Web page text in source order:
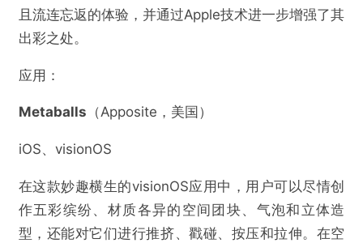
且流连忘返的体验，并通过Apple技术进一步增强了其
出彩之处。
应用：
Metaballs ​（Apposite，美国）
iOS、visionOS
在这款妙趣横生的visionOS应用中，用户可以尽情创
作五彩缤纷、材质各异的空间团块、气泡和立体造
型，还能对它们进行推挤、戳碰、按压和拉伸。在空